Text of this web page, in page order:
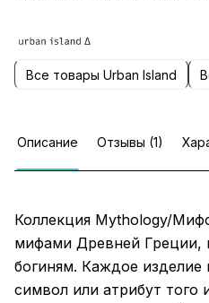
Все товары Urban Island
Описание Отзывы (1)
Коллекция Mythology/
мифами Древней Греции,
богиням. Каждое изделие
символ или атрибут того